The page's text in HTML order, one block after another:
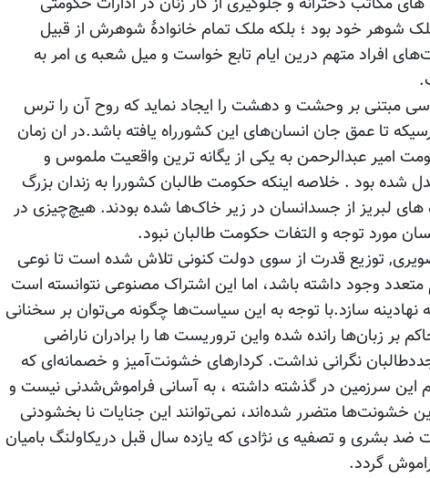
شوهر خود بود ؛ بلکه ملک تمام خانوادۀ شوهرش از قبیل
افراد متهم درین ایام تابع خواست و میل شعبه ی امر به
مبتنی بر وحشت و دهشت را ایجاد نماید که روح آن را ترس
تا عمق جان انسان‌های این کشورراه یافته باشد.در ان زمان
امیر عبدالرحمن به یکی از یگانه‌ ترین واقعیت ملموس و
شده بود . خلاصه اینکه حکومت طالبان کشوررا به زندان بزرگ
لبریز از جسدانسان در زیر خاک‌ها شده بودند. هیچ‌چیزی در
مورد توجه و التفات حکومت طالبان نبود.
توزیع قدرت از سوی دولت کنونی تلاش شده است تا نوعی
متعدد وجود داشته باشد، اما این اشتراک مصنوعی نتوانسته است
سازد.با توجه به این سیاست‌ها چگونه می‌توان بر سخنانی
بر زبان‌ها رانده شده واین تروریست ها را برادران ناراضی
نگرانی نداشت. کردارهای خشونت‌آمیز و خصمانه‌ای که
این سرزمین در گذشته داشته ، به آسانی فراموش‌شدنی نیست و
خشونت‌ها متضرر شده‌اند، نمی‌توانند این جنایات نا بخشودنی
ضد بشری و تصفیه ی نژادی که یازده سال قبل دریکاولنگ بامیان
گردد.